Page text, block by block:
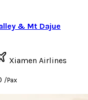
& Mt Dajue
Xiamen Airlines
/Pax